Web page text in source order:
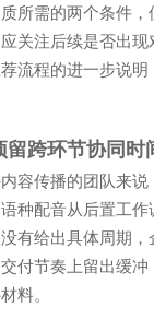
所需的两个条件
关注后续是否出
流程的进一步说明
留跨环节协同时
容传播的团队来
种配音从后置工
有给出具体周期，
付节奏上留出缓
料。